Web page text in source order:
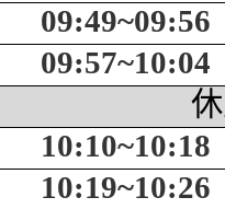
09:49~09:56
09:57~10:04
10:10~10:18
10:19~10:26